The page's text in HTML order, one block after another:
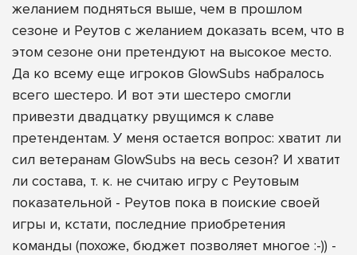
желанием подняться выше, чем в прошлом
сезоне и Реутов с желанием доказать всем, что в
этом сезоне они претендуют на высокое место.
Да ко всему еще игроков GlowSubs набралось
всего шестеро. И вот эти шестеро смогли
привезти двадцатку рвущимся к славе
претендентам. У меня остается вопрос: хватит ли
сил ветеранам GlowSubs на весь сезон? И хватит
ли состава, т. к. не считаю игру с Реутовым
показательной - Реутов пока в поиские своей
игры и, кстати, последние приобретения
команды (похоже, бюджет позволяет многое :-)) -